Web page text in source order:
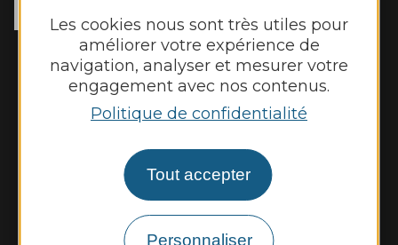
Les cookies nous sont très utiles pour
améliorer votre expérience de
navigation, analyser et mesurer votre
engagement avec nos contenus.
Politique de confidentialité
Tout accepter
Personnaliser
Tél. :05 65 99 83 11
Horaires d'ouverture :
Mardi et jeudi de 14h00 à 17h00
Vendredi de 9h00 à 12h00
Nous contacter